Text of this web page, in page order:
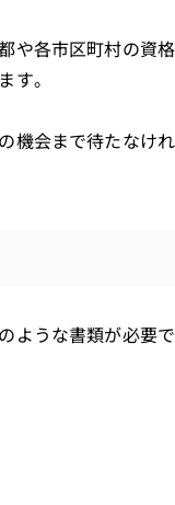
や各市区町村の資
す。
機会まで待たなけ
うな書類が必要で